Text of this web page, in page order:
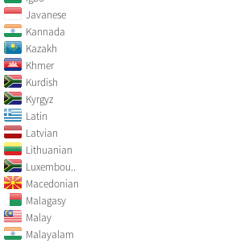
Javanese
Kannada
Kazakh
Khmer
Kurdish
Kyrgyz
Latin
Latvian
Lithuanian
Luxembou..
Macedonian
Malagasy
Malay
Malayalam